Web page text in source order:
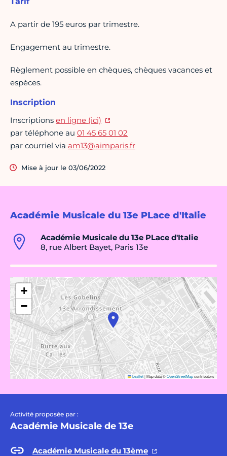
Académie Musicale du 13e PLace d'Italie
Académie Musicale du 13e PLace d'Italie
8, rue Albert Bayet, Paris 13e
+
−
Leaflet|Map data ©OpenStreetMapcontributors
Activité proposée par :
Académie Musicale de 13e
Académie Musicale du 13ème
A partir de 195 euros par trimestre.
Engagement au trimestre.
Règlement possible en chèques, chèques vacances et
espèces.
Inscription
Inscriptions en ligne (ici)
par téléphone au 01 45 65 01 02
par courriel via am13@aimparis.fr
Mise à jour le 03/06/2022